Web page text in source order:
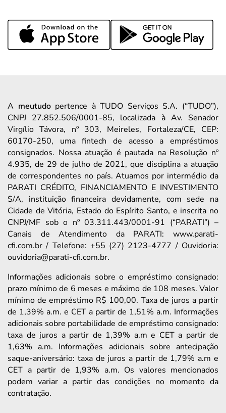
A meutudopertence à TUDO Serviços S.A. (“TUDO”),
CNPJ 27.852.506/0001-85, localizada à Av. Senador
Virgílio Távora, nº 303, Meireles, Fortaleza/CE, CEP:
60170-250, uma fintech de acesso a empréstimos
consignados. Nossa atuação é pautada na Resolução nº
4.935, de 29 de julho de 2021, que disciplina a atuação
de correspondentes no país. Atuamos por intermédio da
PARATI CRÉDITO, FINANCIAMENTO E INVESTIMENTO
S/A, instituição financeira devidamente, com sede na
Cidade de Vitória, Estado do Espírito Santo, e inscrita no
CNPJ/MF sob o nº 03.311.443/0001-91 (“PARATI”) –
Canais de Atendimento da PARATI: www.parati-
cfi.com.br / Telefone: +55 (27) 2123-4777 / Ouvidoria:
ouvidoria@parati-cfi.com.br.
Informações adicionais sobre o empréstimo consignado:
prazo mínimo de 6 meses e máximo de 108 meses. Valor
mínimo de empréstimo R$ 100,00. Taxa de juros a partir
de 1,39% a.m. e CET a partir de 1,51% a.m. Informações
adicionais sobre portabilidade de empréstimo consignado:
taxa de juros a partir de 1,39% a.m e CET a partir de
1,63% a.m. Informações adicionais sobre antecipação
saque-aniversário: taxa de juros a partir de 1,79% a.m e
CET a partir de 1,93% a.m. Os valores mencionados
podem variar a partir das condições no momento da
contratação.